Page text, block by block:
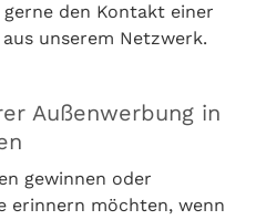
den Kontakt einer
unserem Netzwerk.
Außenwerbung in
gewinnen oder
erinnern möchten, wenn